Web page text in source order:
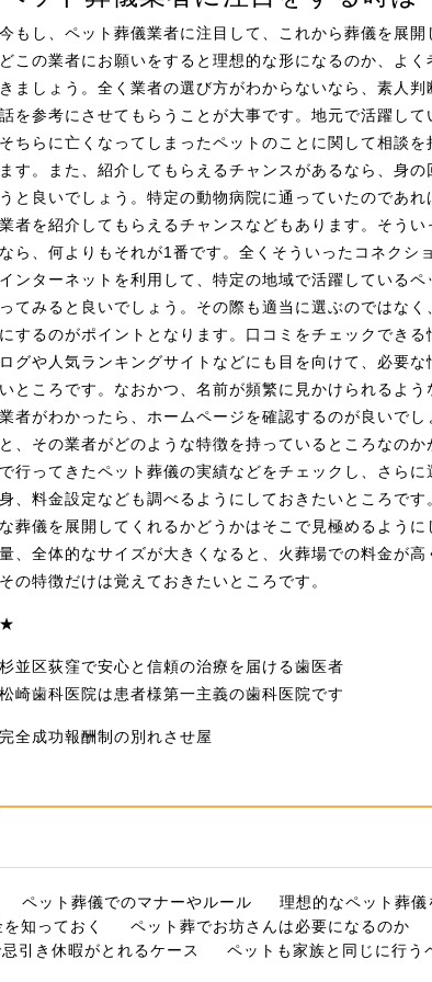
今もし、ペット葬儀業者に注目して、これから葬儀を展開
どこの業者にお願いをすると理想的な形になるのか、よ
きましょう。全く業者の選び方がわからないなら、素人
話を参考にさせてもらうことが大事です。地元で活躍して
そちらに亡くなってしまったペットのことに関して相談を
ます。また、紹介してもらえるチャンスがあるなら、身
うと良いでしょう。特定の動物病院に通っていたのであれ
業者を紹介してもらえるチャンスなどもあります。そう
なら、何よりもそれが1番です。全くそういったコネクシ
インターネットを利用して、特定の地域で活躍している
ってみると良いでしょう。その際も適当に選ぶのではな
にするのがポイントとなります。口コミをチェックでき
ログや人気ランキングサイトなどにも目を向けて、必要
いところです。なおかつ、名前が頻繁に見かけられるよ
業者がわかったら、ホームページを確認するのが良いで
と、その業者がどのような特徴を持っているところなの
で行ってきたペット葬儀の実績などをチェックし、さら
身、料金設定なども調べるようにしておきたいところです
な葬儀を展開してくれるかどうかはそこで見極めるよう
量、全体的なサイズが大きくなると、火葬場での料金が高
その特徴だけは覚えておきたいところです。
★
杉並区荻窪で安心と信頼の治療を届ける歯医者
松崎歯科医院は患者様第一主義の歯科医院です
完全成功報酬制の別れさせ屋
ペット葬儀でのマナーやルール 理想的なペット葬儀
知っておく ペット葬でお坊さんは必要になるのか
引き休暇がとれるケース ペットも家族と同じに行う